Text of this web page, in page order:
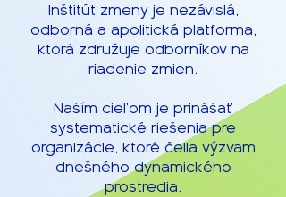
Inštitút zmeny je nezávislá,
odborná a apolitická platforma,
ktorá združuje odborníkov na
riadenie zmien.
Naším cieľom je prinášať
systematické riešenia pre
organizácie, ktoré čelia výzvam
dnešného dynamického
prostredia.